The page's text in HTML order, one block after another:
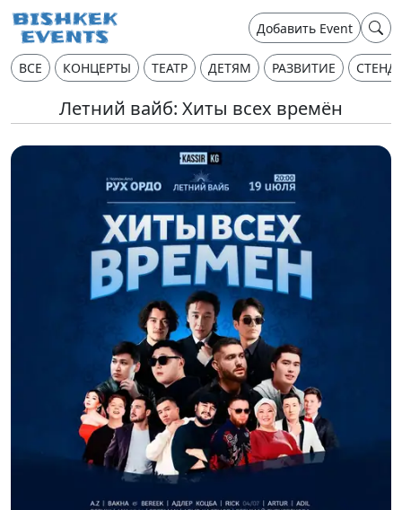
Добавить Event
ВСЕ КОНЦЕРТЫ ТЕАТР ДЕТЯМ РАЗВИТИЕ
Летний вайб: Хиты всех времён